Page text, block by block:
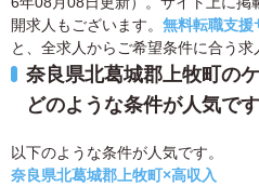
開求人もございます。 無料転職支援
と、全求人からご希望条件に合う求
奈良県北葛城郡上牧町の
どのような条件が人気で
以下のような条件が人気です。
奈良県北葛城郡上牧町×高収入